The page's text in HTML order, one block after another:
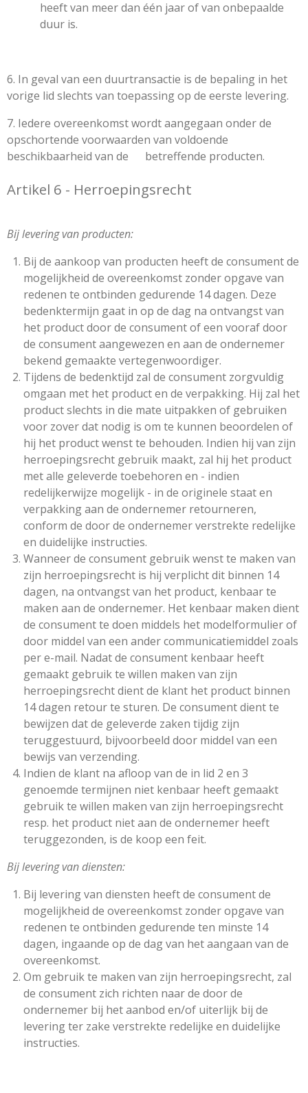
heeft van meer dan één jaar of van onbepaalde
duur is.
6. In geval van een duurtransactie is de bepaling in het
vorige lid slechts van toepassing op de eerste levering.
7. Iedere overeenkomst wordt aangegaan onder de
opschortende voorwaarden van voldoende
beschikbaarheid van de betreffende producten.
Artikel 6 - Herroepingsrecht
Bij levering van producten:
Bij de aankoop van producten heeft de consument de
mogelijkheid de overeenkomst zonder opgave van
redenen te ontbinden gedurende 14 dagen. Deze
bedenktermijn gaat in op de dag na ontvangst van
het product door de consument of een vooraf door
de consument aangewezen en aan de ondernemer
bekend gemaakte vertegenwoordiger.
Tijdens de bedenktijd zal de consument zorgvuldig
omgaan met het product en de verpakking. Hij zal het
product slechts in die mate uitpakken of gebruiken
voor zover dat nodig is om te kunnen beoordelen of
hij het product wenst te behouden. Indien hij van zijn
herroepingsrecht gebruik maakt, zal hij het product
met alle geleverde toebehoren en - indien
redelijkerwijze mogelijk - in de originele staat en
verpakking aan de ondernemer retourneren,
conform de door de ondernemer verstrekte redelijke
en duidelijke instructies.
Wanneer de consument gebruik wenst te maken van
zijn herroepingsrecht is hij verplicht dit binnen 14
dagen, na ontvangst van het product, kenbaar te
maken aan de ondernemer. Het kenbaar maken dient
de consument te doen middels het modelformulier of
door middel van een ander communicatiemiddel zoals
per e-mail. Nadat de consument kenbaar heeft
gemaakt gebruik te willen maken van zijn
herroepingsrecht dient de klant het product binnen
14 dagen retour te sturen. De consument dient te
bewijzen dat de geleverde zaken tijdig zijn
teruggestuurd, bijvoorbeeld door middel van een
bewijs van verzending.
Indien de klant na afloop van de in lid 2 en 3
genoemde termijnen niet kenbaar heeft gemaakt
gebruik te willen maken van zijn herroepingsrecht
resp. het product niet aan de ondernemer heeft
teruggezonden, is de koop een feit.
Bij levering van diensten:
Bij levering van diensten heeft de consument de
mogelijkheid de overeenkomst zonder opgave van
redenen te ontbinden gedurende ten minste 14
dagen, ingaande op de dag van het aangaan van de
overeenkomst.
Om gebruik te maken van zijn herroepingsrecht, zal
de consument zich richten naar de door de
ondernemer bij het aanbod en/of uiterlijk bij de
levering ter zake verstrekte redelijke en duidelijke
instructies.